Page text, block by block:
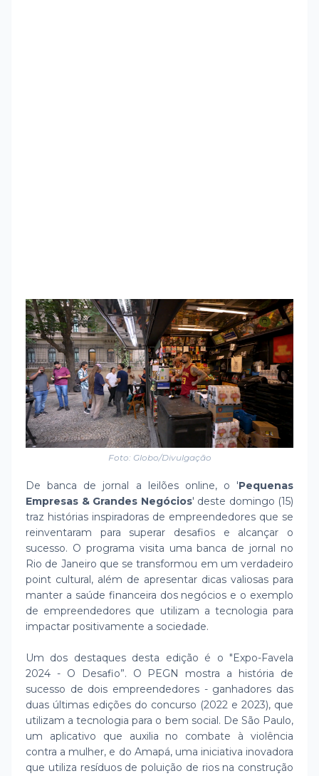
Foto: Globo/Divulgação
De banca de jornal a leilões online, o 'Pequenas
Empresas & Grandes Negócios' deste domingo (15)
traz histórias inspiradoras de empreendedores que se
reinventaram para superar desafios e alcançar o
sucesso. O programa visita uma banca de jornal no
Rio de Janeiro que se transformou em um verdadeiro
point cultural, além de apresentar dicas valiosas para
manter a saúde financeira dos negócios e o exemplo
de empreendedores que utilizam a tecnologia para
impactar positivamente a sociedade.
Um dos destaques desta edição é o "Expo-Favela
2024 - O Desafio”. O PEGN mostra a história de
sucesso de dois empreendedores - ganhadores das
duas últimas edições do concurso (2022 e 2023), que
utilizam a tecnologia para o bem social. De São Paulo,
um aplicativo que auxilia no combate à violência
contra a mulher, e do Amapá, uma iniciativa inovadora
que utiliza resíduos de poluição de rios na construção